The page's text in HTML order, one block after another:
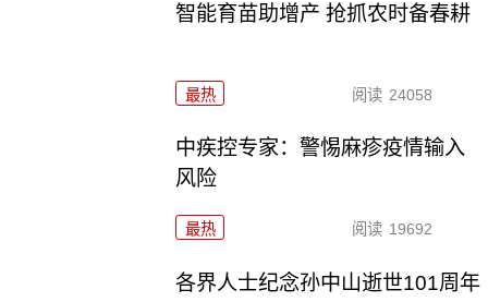
智能育苗助增产 抢抓农时备春耕
最热 阅读 24058
中疾控专家：警惕麻疹疫情输入
风险
最热 阅读 19692
各界人士纪念孙中山逝世101周年